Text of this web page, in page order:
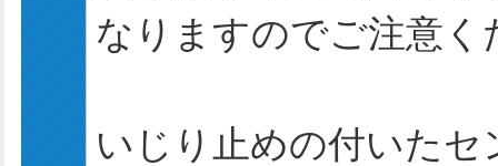
なりますのでご注意く
いじり止めの付いた